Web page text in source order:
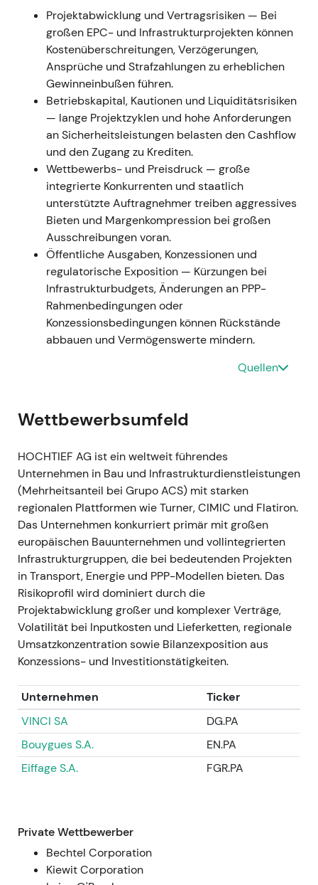
und vollendete ein außerbörsliches
Übernahmeangebot für den verbleibenden
CIMIC-Streubesitz zu AUD 22 je Aktie
(Gesamtvolumen ca. €940 Mio.); zur
Finanzierung wurde eine Kapitalerhöhung um
10 % (~€406 Mio.) durchgeführt [31], [32] [25]
Anfängliche Bedenken der Investoren
hinsichtlich Verwässerung und Finanzierung
wichen einer strategischen Einschätzung: Die
vollständige Übernahme vereinfacht die
Konzernstruktur und verbessert die
konsolidierten Margen — der Fokus verschob
sich von Ausführungsrisiken hin zu
Integrationspotenzialen.
Kursentwicklung: Kursrückgang während der
Übernahme- und Verwässerungsphase;
anschließende Erholung nach Abschluss, als
die erwarteten Synergien eingepreist wurden.
15. Sep. 2022 — Atlantia-Anteilsverkauf
an ACS
15. Sep. 2022 — Atlantia veräußerte ihren
auf rund ~68 % (ohne eigene Aktien)
Der Markt bewertete die Aktie neu unter dem
Gesichtspunkt einer stärkeren ACS-Kontrolle
— weniger Streubesitz und Liquidität, dafür
klarere strategische Ausrichtung; die
Möglichkeit eines Squeeze-outs hielt Einzug in
die Investitionsthese.
Kursentwicklung: Positiver Kurssprung auf die
Nachricht, anschließend Konsolidierung in
einer Seitwärtsrange als Reaktion auf den
reduzierten Streubesitz.
GJ 2022
GJ 2022 — Operativer Nettogewinn rund
€522 Mio. (Verbesserung ggü. Vorjahr);
nominaler Nettogewinn ca. €482 Mio.; Free
Cashflow deutlich erholt; Dividende auf ca.
€4,00 je Aktie angehoben, während die
Integration voranschritt[8],[47].
Die Ergebnisse bestätigten die
Wertschöpfung.
Kursentwicklung: Fortsetzung des
Aufwärtstrends, da Unsicherheiten aus
Projektabwicklung und Vertragsrisiken — Bei
großen EPC- und Infrastrukturprojekten können
Kostenüberschreitungen, Verzögerungen,
Ansprüche und Strafzahlungen zu erheblichen
Gewinneinbußen führen.
Betriebskapital, Kautionen und Liquiditätsrisiken
— lange Projektzyklen und hohe Anforderungen
an Sicherheitsleistungen belasten den Cashflow
und den Zugang zu Krediten.
Wettbewerbs- und Preisdruck — große
integrierte Konkurrenten und staatlich
unterstützte Auftragnehmer treiben aggressives
Bieten und Margenkompression bei großen
Ausschreibungen voran.
Öffentliche Ausgaben, Konzessionen und
regulatorische Exposition — Kürzungen bei
Infrastrukturbudgets, Änderungen an PPP-
Rahmenbedingungen oder
Konzessionsbedingungen können Rückstände
abbauen und Vermögenswerte mindern.
Quellen
Wettbewerbsumfeld
HOCHTIEF AG ist ein weltweit führendes
Unternehmen in Bau und Infrastrukturdienstleistungen
(Mehrheitsanteil bei Grupo ACS) mit starken
regionalen Plattformen wie Turner, CIMIC und Flatiron.
Das Unternehmen konkurriert primär mit großen
europäischen Bauunternehmen und vollintegrierten
Infrastrukturgruppen, die bei bedeutenden Projekten
in Transport, Energie und PPP-Modellen bieten. Das
Risikoprofil wird dominiert durch die
Projektabwicklung großer und komplexer Verträge,
Volatilität bei Inputkosten und Lieferketten, regionale
Umsatzkonzentration sowie Bilanzexposition aus
Konzessions- und Investitionstätigkeiten.
Unternehmen
Ticker
VINCI SA
DG.PA
Bouygues S.A.
EN.PA
Eiffage S.A.
FGR.PA
Private Wettbewerber
Bechtel Corporation
Kiewit Corporation